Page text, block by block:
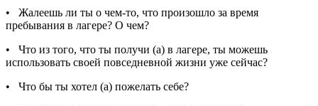
• Жалеешь ли ты о чем-то, что произошло за время
пребывания в лагере? О чем?
• Что из того, что ты получи (а) в лагере, ты можешь
использовать своей повседневной жизни уже сейчас?
• Что бы ты хотел (а) пожелать себе?